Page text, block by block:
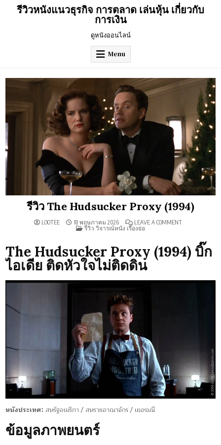
รีวิวหนังแนวธุรกิจ การตลาด เล่นหุ้น เกี่ยวกับ
การเงิน
ดูหนังออนไลน์
Menu
รีวิว The Hudsucker Proxy (1994)
LOOTEE 18 พฤษภาคม 2026 LEAVE A COMMENTON
PROXY
(1994)
POSTED
รีวิว วิจารณ์หนัง เรื่องย่อ
The Hudsucker Proxy (1994) บิ๊ก
ไอเดีย ติดหัวใจไม่ติดดิน
หนังประเทศ: สหรัฐอเมริกา / สหราชอาณาจักร / เยอรมนี
ข้อมูลภาพยนตร์